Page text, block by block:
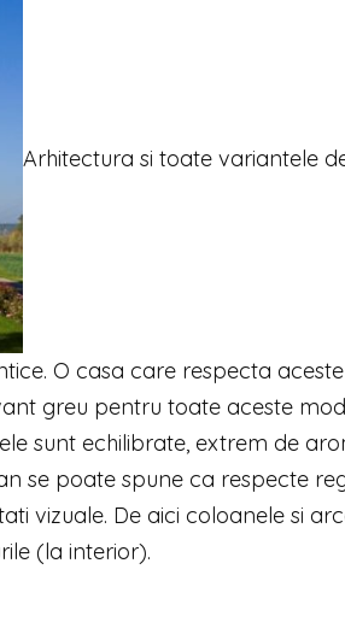
Arhitectura si toate variantele
O casa care respecta
greu pentru toate aceste
sunt echilibrate, extrem de
se poate spune ca respecte
vizuale. De aici coloanele si
(la interior).